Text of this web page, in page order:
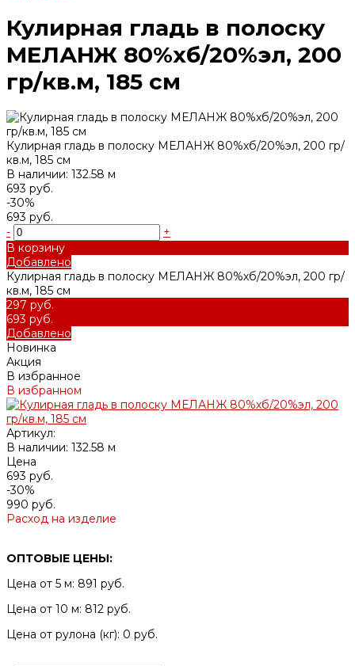
Кулирная гладь в полоску
МЕЛАНЖ 80%хб/20%эл, 200
гр/кв.м, 185 см
Кулирная гладь в полоску МЕЛАНЖ 80%хб/20%эл, 200 гр/
кв.м, 185 см
В наличии: 132.58 м
693 руб.
-30%
693 руб.
-
+
В корзину
Добавлено
Кулирная гладь в полоску МЕЛАНЖ 80%хб/20%эл, 200 гр/
кв.м, 185 см
297 руб.
693 руб.
Добавлено
Новинка
Акция
В избранное
В избранном
Артикул:
В наличии: 132.58 м
Цена
693 руб.
-30%
990 руб.
Расход на изделие
ОПТОВЫЕ ЦЕНЫ:
Цена от 5 м: 891 руб.
Цена от 10 м: 812 руб.
Цена от рулона (кг): 0 руб.